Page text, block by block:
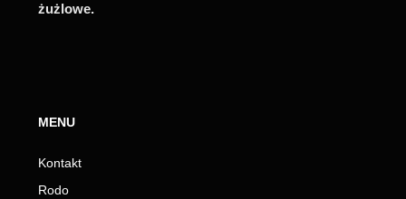
żużlowe.
MENU
Kontakt
Rodo